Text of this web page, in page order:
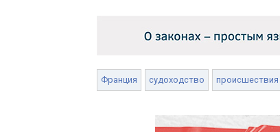
Франция судоходство происшествия